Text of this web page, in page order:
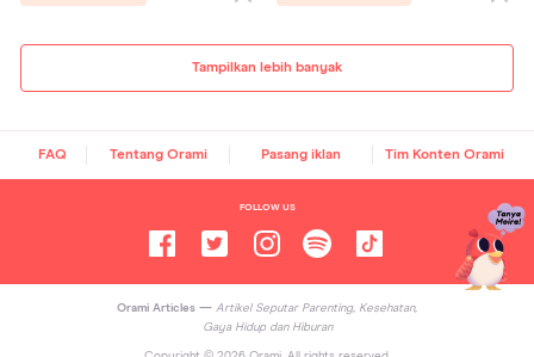
Tampilkan lebih banyak
FAQ Tentang Orami Pasang iklan Tim Konten Orami
FOLLOW US
Orami Articles — Artikel Seputar Parenting, Kesehatan,
Gaya Hidup dan Hiburan